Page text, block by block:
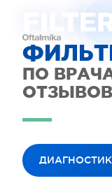
FILTE
ПО
ОТЗЫВОВ